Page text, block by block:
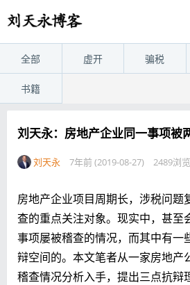
全部 虚开 骗税
书籍
刘天永：房地产企业同一事项被
刘天永 7年前 (2019-08-27) 2489浏览
房地产企业项目周期长，涉税问题
查的重点关注对象。现实中，甚至
事项屡被稽查的情况，而其中有一
辩空间的。本文笔者从一家房地产
稽查情况分析入手，提出三点抗辩